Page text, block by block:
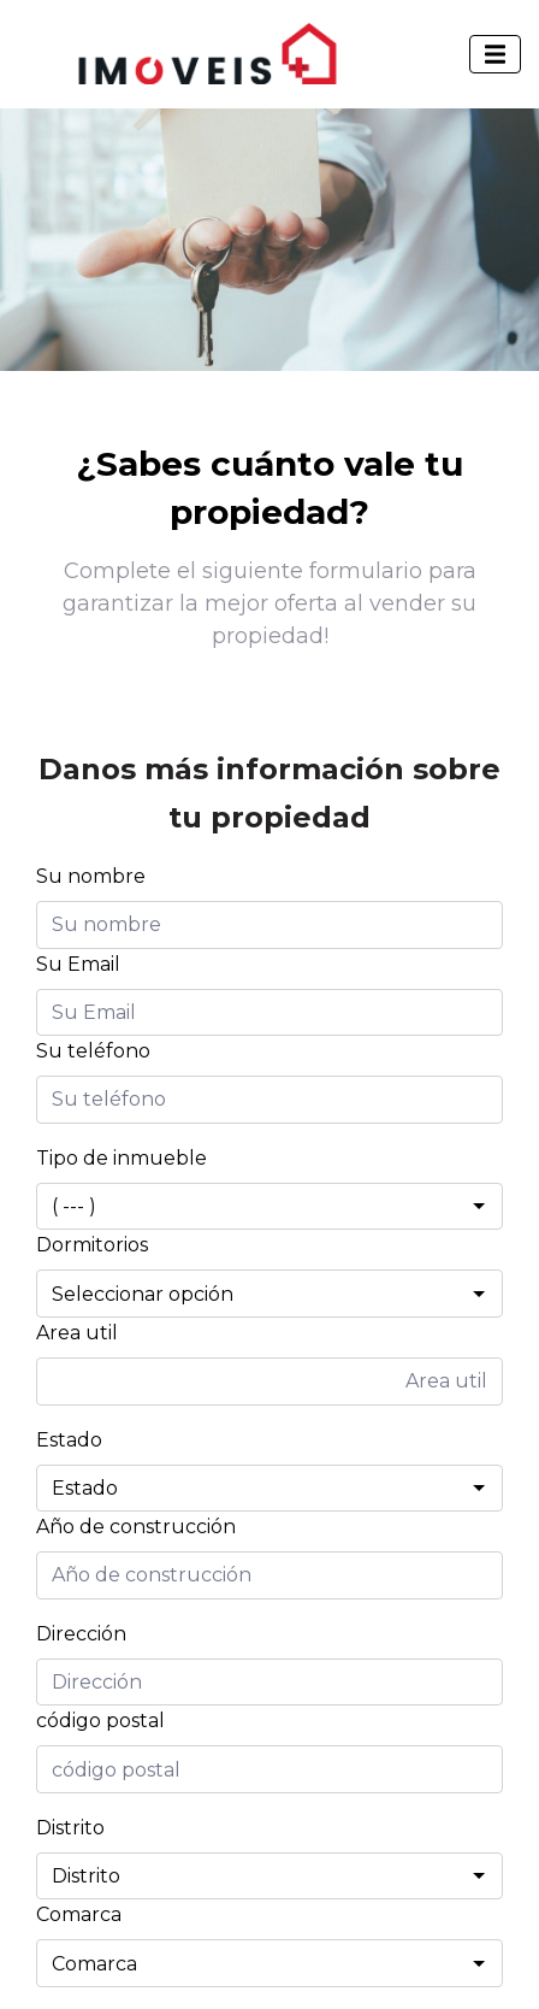
¿Sabes cuánto vale tu
propiedad?
Complete el siguiente formulario para
garantizar la mejor oferta al vender su
propiedad!
Danos más información sobre
tu propiedad
Su nombre
Su Email
Su teléfono
Tipo de inmueble
Dormitorios
Area util
Estado
Año de construcción
Dirección
código postal
Distrito
Comarca